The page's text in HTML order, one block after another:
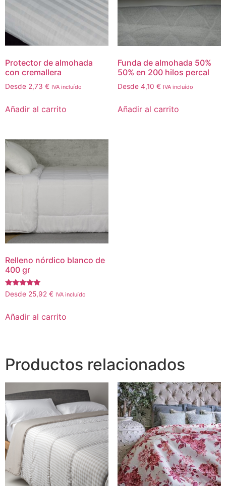
Protector de almohada
con cremallera
Desde 2,73 € IVA incluído
Añadir al carrito
Funda de almohada 50%
50% en 200 hilos percal
Desde 4,10 € IVA incluído
Añadir al carrito
Relleno nórdico blanco de
400 gr
Valorado
con
Desde 25,92 € IVA incluído
Añadir al carrito
Productos relacionados